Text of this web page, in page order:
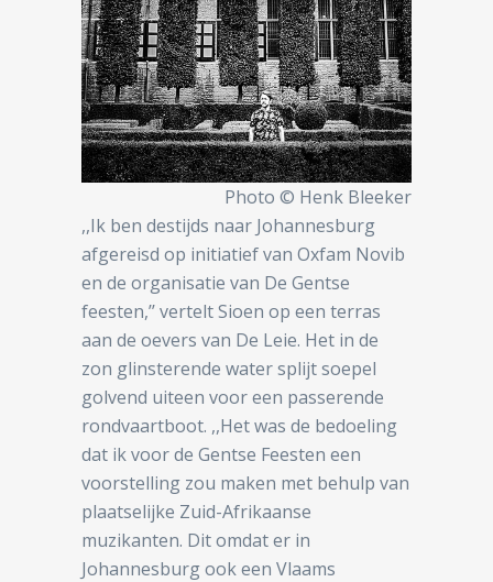
Photo © Henk Bleeker
,,Ik ben destijds naar Johannesburg
afgereisd op initiatief van Oxfam Novib
en de organisatie van De Gentse
feesten,’’ vertelt Sioen op een terras
aan de oevers van De Leie. Het in de
zon glinsterende water splijt soepel
golvend uiteen voor een passerende
rondvaartboot. ,,Het was de bedoeling
dat ik voor de Gentse Feesten een
voorstelling zou maken met behulp van
plaatselijke Zuid-Afrikaanse
muzikanten. Dit omdat er in
Johannesburg ook een Vlaams